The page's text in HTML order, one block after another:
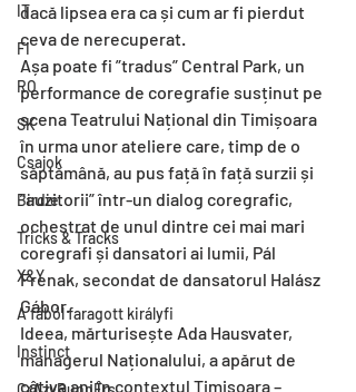
IT
FI
RO
SK
Csajok
Birdie
Tricks & Tracks
X&Y
A fából faragott királyfi
Instinct
dacă lipsea era ca și cum ar fi pierdut
ceva de nerecuperat.
Așa poate fi ”tradus” Central Park, un
performance de coregrafie susținut pe
scena Teatrului Național din Timișoara
în urma unor ateliere care, timp de o
săptămână, au pus față în față surzii și
”auzitorii” într-un dialog coregrafic,
ochestrat de unul dintre cei mai mari
coregrafi și dansatori ai lumii, Pál
Frenak, secondat de dansatorul Halász
Gábor.
Ideea, mărturisește Ada Hausvater,
managerul Naționalului, a apărut de
câțiva ani în contextul Timișoara –